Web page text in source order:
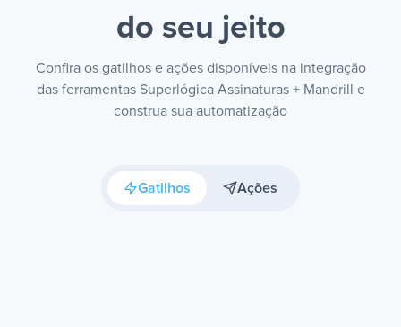
do seu jeito
Confira os gatilhos e ações disponíveis na integração
das ferramentas Superlógica Assinaturas + Mandrill e
construa sua automatização
Gatilhos Ações